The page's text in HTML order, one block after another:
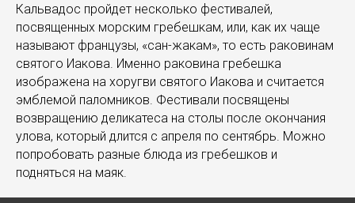
Кальвадос пройдет несколько фестивалей,
посвященных морским гребешкам, или, как их чаще
называют французы, «сан-жакам», то есть раковинам
святого Иакова. Именно раковина гребешка
изображена на хоругви святого Иакова и считается
эмблемой паломников. Фестивали посвящены
возвращению деликатеса на столы после окончания
улова, который длится с апреля по сентябрь. Можно
попробовать разные блюда из гребешков и
подняться на маяк.